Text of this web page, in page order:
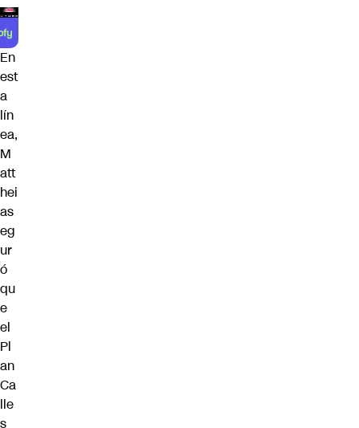
En
est
a
lín
ea,
M
att
hei
as
eg
ur
ó
qu
e
el
Pl
an
Ca
lle
s